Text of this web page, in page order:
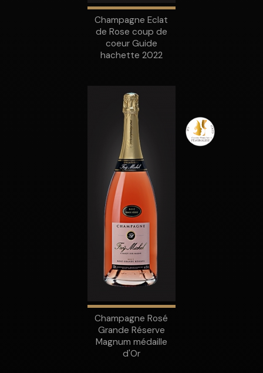
Champagne Eclat
de Rose coup de
coeur Guide
hachette 2022
Champagne Rosé
Grande Réserve
Magnum médaille
d'Or